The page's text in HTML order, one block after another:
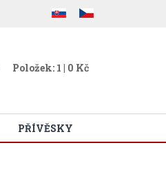
Položek: 1 | 0 Kč
PŘÍVĚSKY